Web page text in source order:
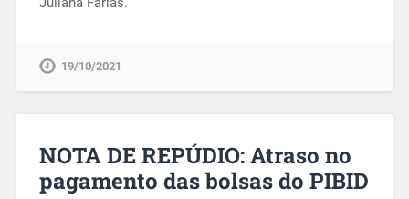
19/10/2021
NOTA DE REPÚDIO: Atraso no
pagamento das bolsas do PIBID